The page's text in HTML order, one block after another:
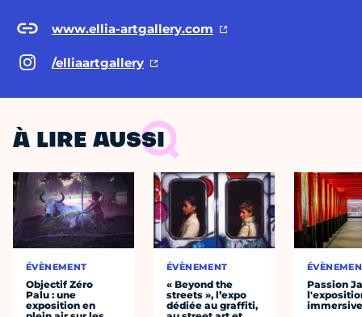
www.ellia-artgallery.com
/elliaartgallery
À LIRE AUSSI
ÉVÈNEMENT
Objectif Zéro
Palu : une
exposition en
ÉVÈNEMENT
« Beyond the
streets », l’expo
dédiée au graffiti,
Passion